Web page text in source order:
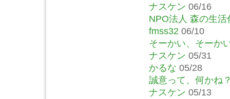
ナスケン 06/16
NPO法人 森の生
fmss32 06/10
そーかい、そーか
ナスケン 05/31
かるな 05/28
誠意って、何かね
ナスケン 05/13